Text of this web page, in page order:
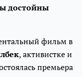
достойны
фильм в
, активистке и
премьера